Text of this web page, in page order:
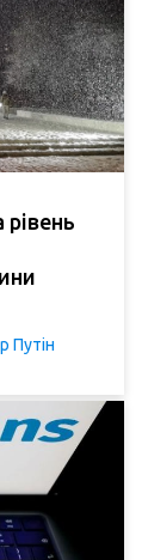
рівень
Путін